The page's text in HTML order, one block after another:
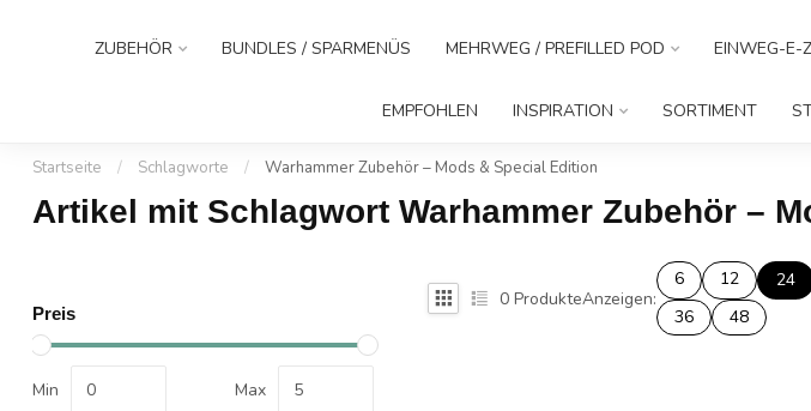
ZUBEHÖR BUNDLES / SPARMENÜS MEHRWEG / PREFILLED POD EINWEG-E-
EMPFOHLEN INSPIRATION SORTIMENT
Startseite / Schlagworte / Warhammer Zubehör – Mods & Special Edition
Artikel mit Schlagwort Warhammer Zubehör –
Preis
Min Max
0 ProdukteAnzeigen:
6 12
24
36
48